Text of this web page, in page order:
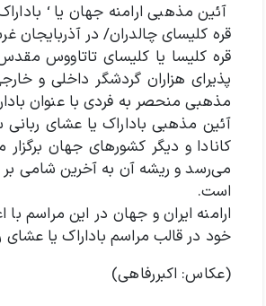
آئین مذهبی ارامنه جهان یا ‘
قره کلیسای چالدران/ در آذربایجان
قره کلیسا یا کلیسای تاتاووس
پذیرای هزاران گردشگر داخلی و
مذهبی منحصر به فردی با عنوان
آئین مذهبی باداراک یا عشای ربانی
کانادا و دیگر کشورهای جهان
می‌رسد و ریشه آن به آخرین شامی
است.
ارامنه ایران و جهان در این مراسم
خود در قالب مراسم باداراک یا عشای
(عکاس: اکبررفاهی)